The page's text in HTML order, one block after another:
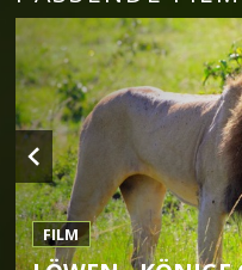
FILM